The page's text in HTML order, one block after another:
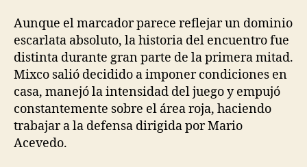
Aunque el marcador parece reflejar un dominio
escarlata absoluto, la historia del encuentro fue
distinta durante gran parte de la primera mitad.
Mixco salió decidido a imponer condiciones en
casa, manejó la intensidad del juego y empujó
constantemente sobre el área roja, haciendo
trabajar a la defensa dirigida por Mario
Acevedo.